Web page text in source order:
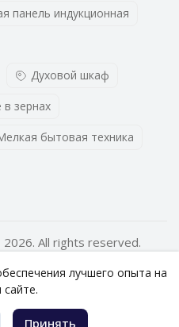
панель индукционная
Духовой шкаф
зернах
бытовая техника
2026. All rights reserved.
лучшего опыта на
Принять